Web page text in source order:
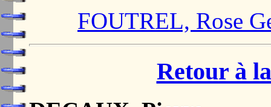
FOUTREL, Rose
Retour à